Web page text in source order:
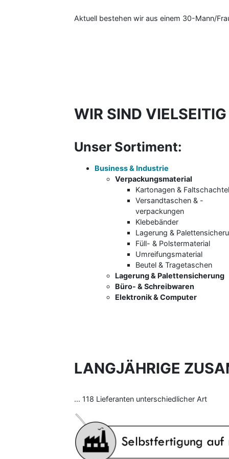
Aktuell bestehen wir aus einem 30-Mann/
WIR SIND VIELSEITIG
Unser Sortiment:
Business & Industrie
Verpackungsmaterial
Kartonagen &
Versandtaschen & -
verpackungen
Klebebänder
Lagerung &
Füll- & Polstermaterial
Umreifungsmaterial
Beutel & Tragetaschen
Lagerung & Palettensicherung
Büro- & Schreibwaren
Elektronik & Computer
LANGJÄHRIGE
... 118 Lieferanten unterschiedlicher Art